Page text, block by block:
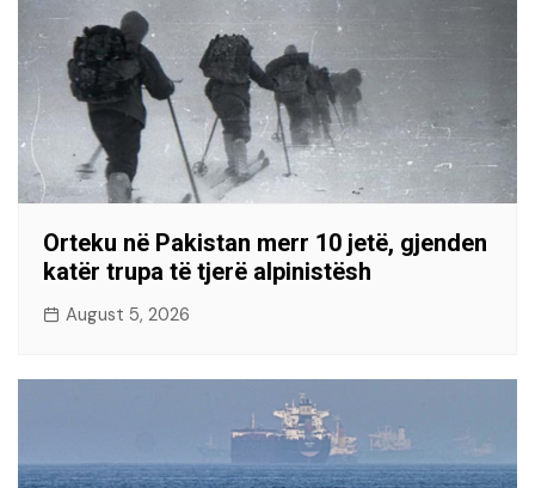
Orteku në Pakistan merr 10 jetë, gjenden
katër trupa të tjerë alpinistësh
August 5, 2026